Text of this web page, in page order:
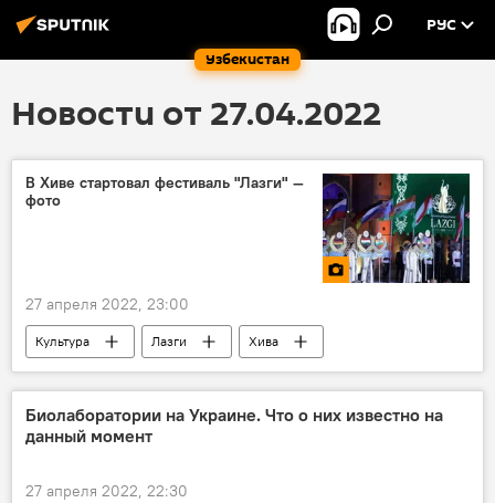
Узбекистан
РУС
Новости от 27.04.2022
В Хиве стартовал фестиваль "Лазги" —
фото
27 апреля 2022, 23:00
Культура Лазги Хива
Биолаборатории на Украине. Что о них известно на
данный момент
27 апреля 2022, 22:30